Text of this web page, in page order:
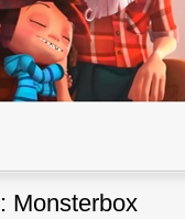
Monsterbox